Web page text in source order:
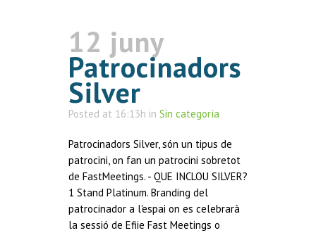
12 juny
Patrocinadors
Silver
Posted at 16:13h in Sin categoría
Patrocinadors Silver, són un tipus de
patrocini, on fan un patrocini sobretot
de FastMeetings. - QUE INCLOU SILVER?
1 Stand Platinum. Branding del
patrocinador a l'espai on es celebrarà
la sessió de Efiie Fast Meetings o